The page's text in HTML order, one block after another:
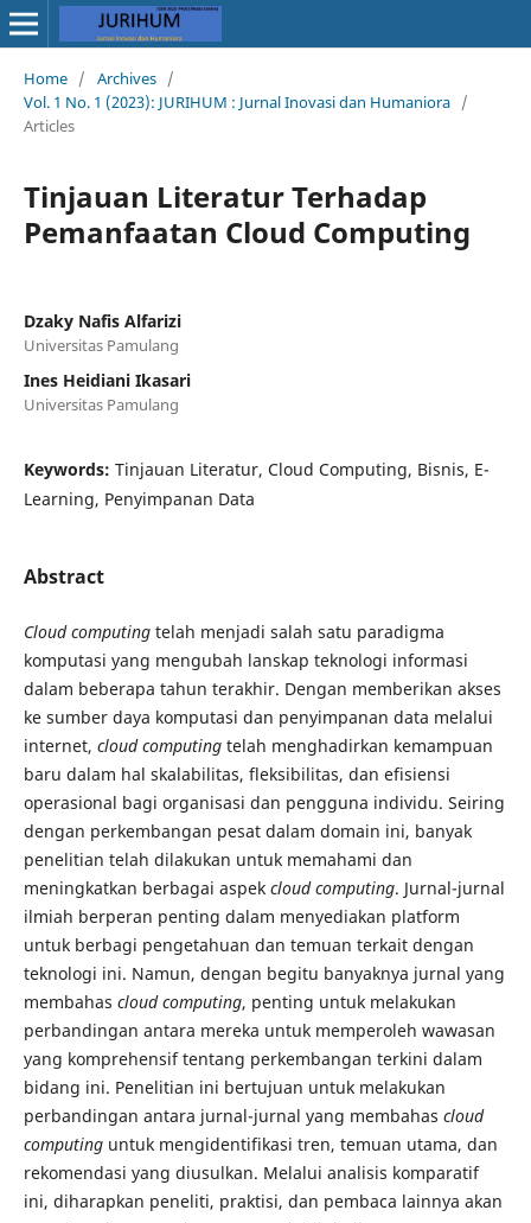
Home / Archives /
Vol. 1 No. 1 (2023): JURIHUM : Jurnal Inovasi dan Humaniora /
Articles
Tinjauan Literatur Terhadap
Pemanfaatan Cloud Computing
Dzaky Nafis Alfarizi
Universitas Pamulang
Ines Heidiani Ikasari
Universitas Pamulang
Keywords: Tinjauan Literatur, Cloud Computing, Bisnis, E-
Learning, Penyimpanan Data
Abstract
Cloud computingtelah menjadi salah satu paradigma
komputasi yang mengubah lanskap teknologi informasi
dalam beberapa tahun terakhir. Dengan memberikan akses
ke sumber daya komputasi dan penyimpanan data melalui
internet, cloud computingtelah menghadirkan kemampuan
baru dalam hal skalabilitas, fleksibilitas, dan efisiensi
operasional bagi organisasi dan pengguna individu. Seiring
dengan perkembangan pesat dalam domain ini, banyak
penelitian telah dilakukan untuk memahami dan
meningkatkan berbagai aspek cloud computing. Jurnal-jurnal
ilmiah berperan penting dalam menyediakan platform
untuk berbagi pengetahuan dan temuan terkait dengan
teknologi ini. Namun, dengan begitu banyaknya jurnal yang
membahas cloud computing, penting untuk melakukan
perbandingan antara mereka untuk memperoleh wawasan
yang komprehensif tentang perkembangan terkini dalam
bidang ini. Penelitian ini bertujuan untuk melakukan
perbandingan antara jurnal-jurnal yang membahas cloud
computinguntuk mengidentifikasi tren, temuan utama, dan
rekomendasi yang diusulkan. Melalui analisis komparatif
ini, diharapkan peneliti, praktisi, dan pembaca lainnya akan